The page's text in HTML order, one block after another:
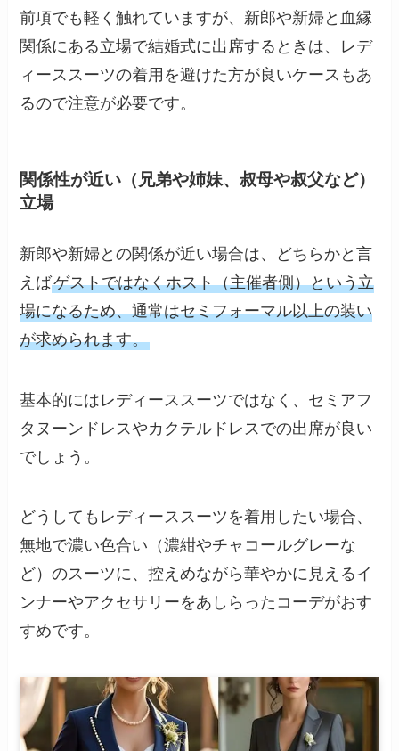
前項でも軽く触れていますが、新郎や新婦と血縁
関係にある立場で結婚式に出席するときは、レデ
ィーススーツの着用を避けた方が良いケースもあ
るので注意が必要です。
関係性が近い（兄弟や姉妹、叔母や叔父など）
立場
新郎や新婦との関係が近い場合は、どちらかと言
えばゲストではなくホスト（主催者側）という立
場になるため、通常はセミフォーマル以上の装い
が求められます。
基本的にはレディーススーツではなく、セミアフ
タヌーンドレスやカクテルドレスでの出席が良い
でしょう。
どうしてもレディーススーツを着用したい場合、
無地で濃い色合い（濃紺やチャコールグレーな
ど）のスーツに、控えめながら華やかに見えるイ
ンナーやアクセサリーをあしらったコーデがおす
すめです。